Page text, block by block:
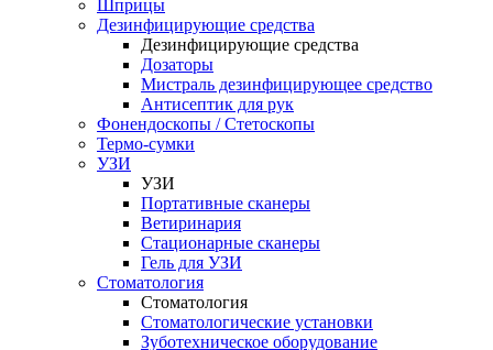
Шприцы
Дезинфицирующие средства
Дезинфицирующие средства
Дозаторы
Мистраль дезинфицирующее средство
Антисептик для рук
Фонендоскопы / Стетоскопы
Термо-сумки
УЗИ
УЗИ
Портативные сканеры
Ветиринария
Стационарные сканеры
Гель для УЗИ
Стоматология
Стоматология
Стоматологические установки
Зуботехническое оборудование